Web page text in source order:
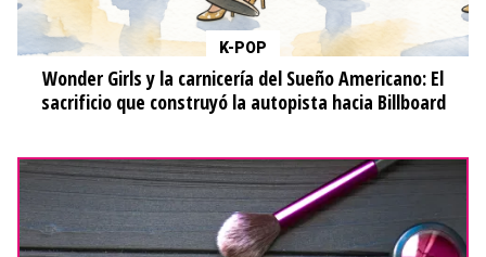
K-POP
Wonder Girls y la carnicería del Sueño Americano: El
sacrificio que construyó la autopista hacia Billboard